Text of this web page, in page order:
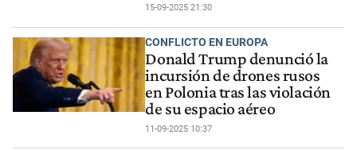
15-09-2025 21:30
CONFLICTO EN EUROPA
Donald Trump denunció la
incursión de drones rusos
en Polonia tras las violación
de su espacio aéreo
11-09-2025 10:37